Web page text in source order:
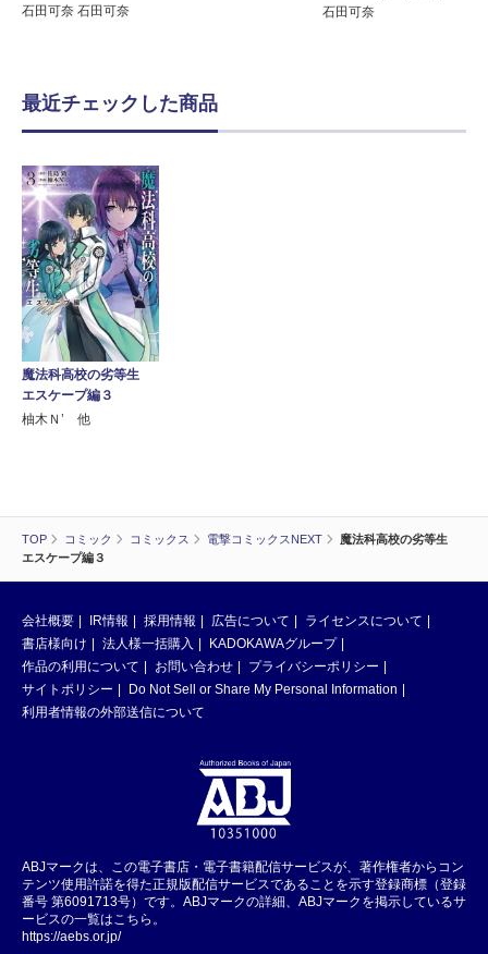
TOP コミック コミックス 電撃コミックスNEXT
魔法科高校の劣等生
エスケープ編３
石田可奈 石田可奈
石田可奈
最近チェックした商品
魔法科高校の劣等生
エスケープ編３
柚木Ｎ’ 他
会社概要 IR情報 採用情報 広告について
ライセンスについて
書店様向け
法人様一括購入
KADOKAWAグループ
作品の利用について
お問い合わせ
プライバシーポリシー
サイトポリシー
Do Not Sell or Share My Personal Information
利用者情報の外部送信について
ABJマークは、この電子書店・電子書籍配信サービスが、著作権者からコン
テンツ使用許諾を得た正規版配信サービスであることを示す登録商標（登録
番号 第6091713号）です。ABJマークの詳細、ABJマークを掲示しているサ
ービスの一覧はこちら。
https://aebs.or.jp/